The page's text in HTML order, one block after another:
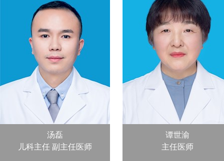
汤磊
儿科主任 副主任医师
谭世渝
主任医师